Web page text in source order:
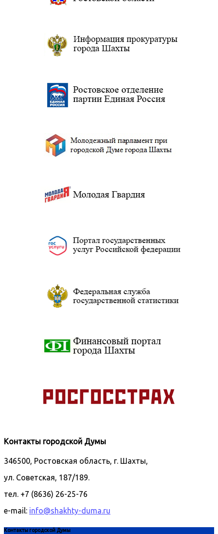
Контакты городской Думы
346500, Ростовская область, г. Шахты,
ул. Советская, 187/189.
тел. +7 (8636) 26-25-76
e-mail: info@shakhty-duma.ru
Контакты городской Думы